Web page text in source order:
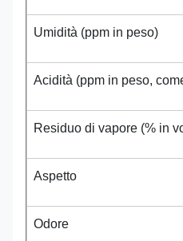
Umidità (ppm in peso)
Acidità (ppm in peso,
Residuo di vapore (% in
Aspetto
Odore